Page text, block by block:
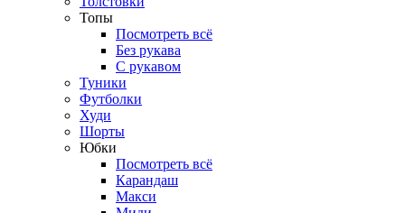
Топы
Посмотреть всё
Без рукава
С рукавом
Туники
Футболки
Худи
Шорты
Юбки
Посмотреть всё
Карандаш
Макси